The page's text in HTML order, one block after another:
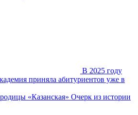
В 2025 году
приняла абитуриентов уже в
«Казанская» Очерк из истории